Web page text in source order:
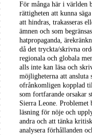
För många här i världen
rättigheten att kunna
att hindras, trakasseras
ämnen och som
hatpropaganda,
då det tryckta/skrivna
regionala och globala
alls inte kan läsa och
möjligheterna att
ofrånkomligen kopplad
som fortfarande orsakar
Sierra Leone.
läsning för nöje och
andra och att tänka
analysera förhållanden